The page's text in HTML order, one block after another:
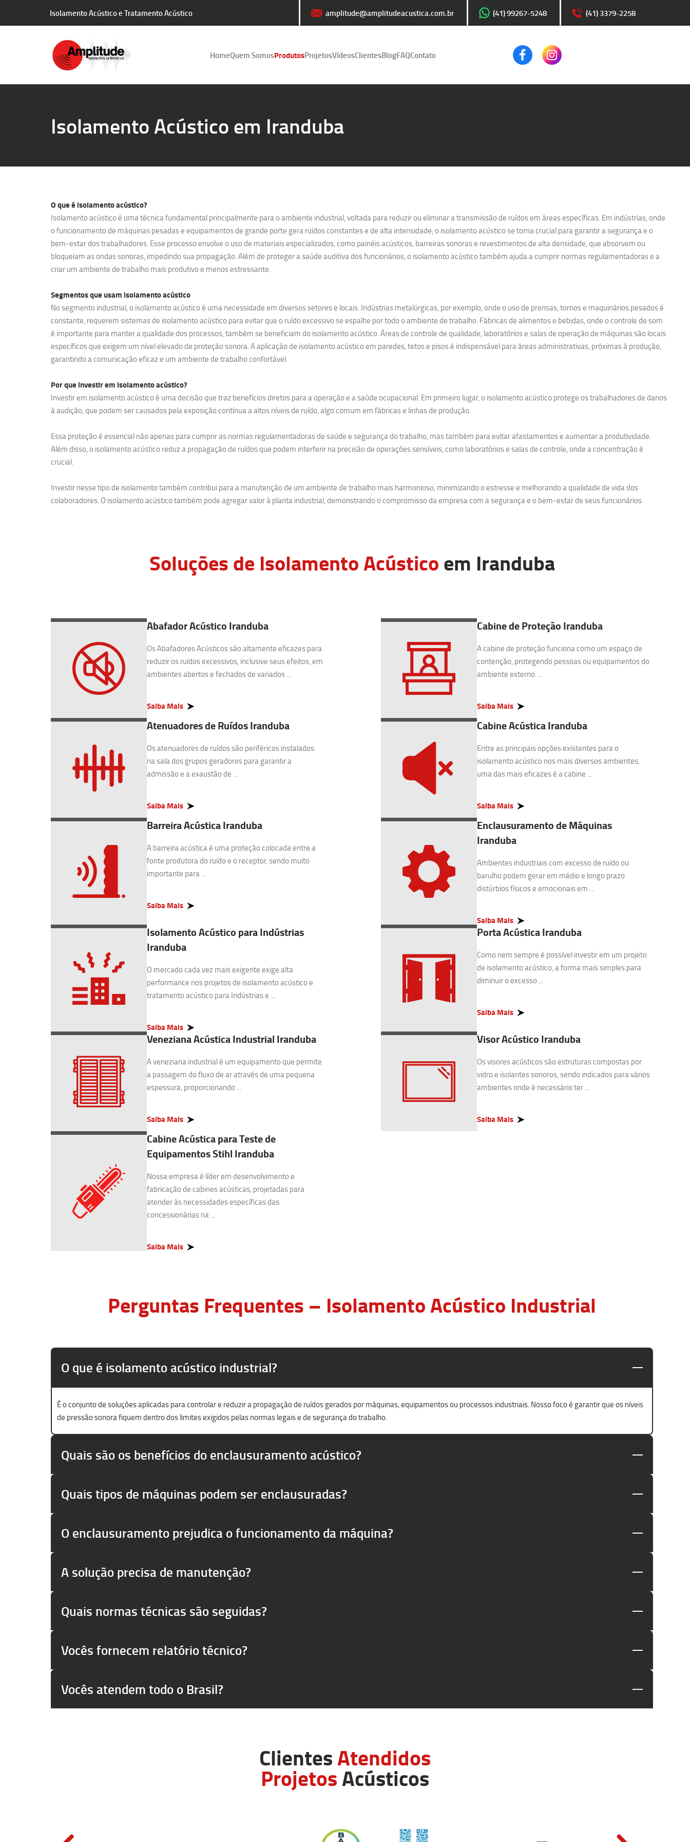
Isolamento Acústico e Tratamento Acústico amplitude@amplitudeacustica.com.br (41) 99267-5248 (41) 3379-2258
HomeQuem SomosProdutosProjetosVídeosClientesBlogFAQContato
Isolamento Acústico em Iranduba
O que é isolamento acústico?
Isolamento acústico é uma técnica fundamental principalmente para o ambiente industrial, voltada para reduzir ou eliminar a transmissão de ruídos em áreas específicas. Em indústrias, onde
o funcionamento de máquinas pesadas e equipamentos de grande porte gera ruídos constantes e de alta intensidade, o isolamento acústico se torna crucial para garantir a segurança e o
bem-estar dos trabalhadores. Esse processo envolve o uso de materiais especializados, como painéis acústicos, barreiras sonoras e revestimentos de alta densidade, que absorvem ou
bloqueiam as ondas sonoras, impedindo sua propagação. Além de proteger a saúde auditiva dos funcionários, o isolamento acústico também ajuda a cumprir normas regulamentadoras e a
criar um ambiente de trabalho mais produtivo e menos estressante.
Segmentos que usam isolamento acústico
No segmento industrial, o isolamento acústico é uma necessidade em diversos setores e locais. Indústrias metalúrgicas, por exemplo, onde o uso de prensas, tornos e maquinários pesados é
constante, requerem sistemas de isolamento acústico para evitar que o ruído excessivo se espalhe por todo o ambiente de trabalho. Fábricas de alimentos e bebidas, onde o controle de som
é importante para manter a qualidade dos processos, também se beneficiam do isolamento acústico. Áreas de controle de qualidade, laboratórios e salas de operação de máquinas são locais
específicos que exigem um nível elevado de proteção sonora. A aplicação de isolamento acústico em paredes, tetos e pisos é indispensável para áreas administrativas, próximas à produção,
garantindo a comunicação eficaz e um ambiente de trabalho confortável.
Por que investir em isolamento acústico?
Investir em isolamento acústico é uma decisão que traz benefícios diretos para a operação e a saúde ocupacional. Em primeiro lugar, o isolamento acústico protege os trabalhadores de danos
à audição, que podem ser causados pela exposição contínua a altos níveis de ruído, algo comum em fábricas e linhas de produção.
Essa proteção é essencial não apenas para cumprir as normas regulamentadoras de saúde e segurança do trabalho, mas também para evitar afastamentos e aumentar a produtividade.
Além disso, o isolamento acústico reduz a propagação de ruídos que podem interferir na precisão de operações sensíveis, como laboratórios e salas de controle, onde a concentração é
crucial.
Investir nesse tipo de isolamento também contribui para a manutenção de um ambiente de trabalho mais harmonioso, minimizando o estresse e melhorando a qualidade de vida dos
colaboradores. O isolamento acústico também pode agregar valor à planta industrial, demonstrando o compromisso da empresa com a segurança e o bem-estar de seus funcionários
Soluções de Isolamento Acústicoem Iranduba
Abafador Acústico Iranduba
Os Abafadores Acústicos são altamente eficazes para
reduzir os ruídos excessivos, inclusive seus efeitos, em
ambientes abertos e fechados de variados ...
Saiba Mais
Cabine de Proteção Iranduba
A cabine de proteção funciona como um espaço de
contenção, protegendo pessoas ou equipamentos do
ambiente externo. ...
Saiba Mais
Atenuadores de Ruídos Iranduba
Os atenuadores de ruídos são periféricos instalados
na sala dos grupos geradores para garantir a
admissão e a exaustão de ...
Saiba Mais
Cabine Acústica Iranduba
Entre as principais opções existentes para o
isolamento acústico nos mais diversos ambientes,
uma das mais eficazes é a cabine ...
Saiba Mais
Barreira Acústica Iranduba
A barreira acústica é uma proteção colocada entre a
fonte produtora do ruído e o receptor, sendo muito
importante para ...
Saiba Mais
Enclausuramento de Máquinas
Iranduba
Ambientes industriais com excesso de ruído ou
barulho podem gerar em médio e longo prazo
distúrbios físicos e emocionais em ...
Saiba Mais
Isolamento Acústico para Indústrias
Iranduba
O mercado cada vez mais exigente exige alta
performance nos projetos de isolamento acústico e
tratamento acústico para Indústrias e ...
Saiba Mais
Porta Acústica Iranduba
Como nem sempre é possível investir em um projeto
de isolamento acústico, a forma mais simples para
diminuir o excesso ...
Saiba Mais
Veneziana Acústica Industrial Iranduba
A veneziana industrial é um equipamento que permite
a passagem do fluxo de ar através de uma pequena
espessura, proporcionando ...
Saiba Mais
Visor Acústico Iranduba
Os visores acústicos são estruturas compostas por
vidro e isolantes sonoros, sendo indicados para vários
ambientes onde é necessário ter ...
Saiba Mais
Cabine Acústica para Teste de
Equipamentos Stihl Iranduba
Nossa empresa é líder em desenvolvimento e
fabricação de cabines acústicas, projetadas para
atender às necessidades específicas das
concessionárias na ...
Saiba Mais
Perguntas Frequentes – Isolamento Acústico Industrial
O que é isolamento acústico industrial?
É o conjunto de soluções aplicadas para controlar e reduzir a propagação de ruídos gerados por máquinas, equipamentos ou processos industriais. Nosso foco é garantir que os níveis
de pressão sonora fiquem dentro dos limites exigidos pelas normas legais e de segurança do trabalho.
Quais são os benefícios do enclausuramento acústico?
Quais tipos de máquinas podem ser enclausuradas?
O enclausuramento prejudica o funcionamento da máquina?
A solução precisa de manutenção?
Quais normas técnicas são seguidas?
Vocês fornecem relatório técnico?
Vocês atendem todo o Brasil?
ClientesAtendidos
ProjetosAcústicos